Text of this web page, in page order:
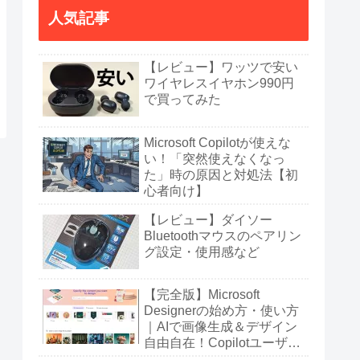
人気記事
【レビュー】ワッツで安い
ワイヤレスイヤホン990円
で買ってみた
Microsoft Copilotが使えな
い！「突然使えなくなっ
た」時の原因と対処法【初
心者向け】
【レビュー】ダイソー
Bluetoothマウスのペアリン
グ設定・使用感など
【完全版】Microsoft
Designerの始め方・使い方
｜AIで画像生成＆デザイン
自由自在！Copilotユーザー